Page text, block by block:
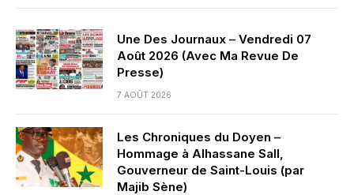
Une Des Journaux – Vendredi 07
Août 2026 (Avec Ma Revue De
Presse)
7 AOÛT 2026
Les Chroniques du Doyen –
Hommage à Alhassane Sall,
Gouverneur de Saint-Louis (par
Majib Sène)